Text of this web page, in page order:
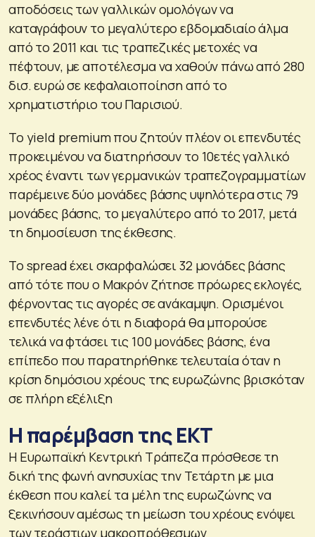
αποδόσεις των γαλλικών ομολόγων να
καταγράφουν το μεγαλύτερο εβδομαδιαίο άλμα
από το 2011 και τις τραπεζικές μετοχές να
πέφτουν, με αποτέλεσμα να χαθούν πάνω από 280
δισ. ευρώ σε κεφαλαιοποίηση από το
χρηματιστήριο του Παρισιού.
Το yield premium που ζητούν πλέον οι επενδυτές
προκειμένου να διατηρήσουν το 10ετές γαλλικό
χρέος έναντι των γερμανικών τραπεζογραμματίων
παρέμεινε δύο μονάδες βάσης υψηλότερα στις 79
μονάδες βάσης, το μεγαλύτερο από το 2017, μετά
τη δημοσίευση της έκθεσης.
Το spread έχει σκαρφαλώσει 32 μονάδες βάσης
από τότε που ο Μακρόν ζήτησε πρόωρες εκλογές,
φέρνοντας τις αγορές σε ανάκαμψη. Ορισμένοι
επενδυτές λένε ότι η διαφορά θα μπορούσε
τελικά να φτάσει τις 100 μονάδες βάσης, ένα
επίπεδο που παρατηρήθηκε τελευταία όταν η
κρίση δημόσιου χρέους της ευρωζώνης βρισκόταν
σε πλήρη εξέλιξη
Η παρέμβαση της ΕΚΤ
Η Ευρωπαϊκή Κεντρική Τράπεζα πρόσθεσε τη
δική της φωνή ανησυχίας την Τετάρτη με μια
έκθεση που καλεί τα μέλη της ευρωζώνης να
ξεκινήσουν αμέσως τη μείωση του χρέους ενόψει
των τεράστιων μακροπρόθεσμων